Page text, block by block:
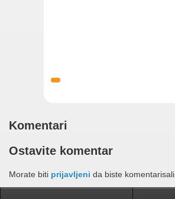
Komentari
Ostavite komentar
Morate biti prijavljeni da biste komentarisali.